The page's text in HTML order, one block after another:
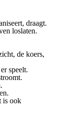
draagt.
loslaten.
de koers,
speelt.
is ook